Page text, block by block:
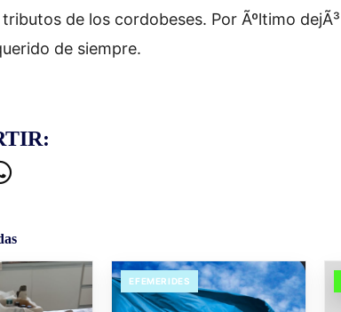
de los cordobeses. Por Ãºltimo
de siempre.
EFEMERIDES